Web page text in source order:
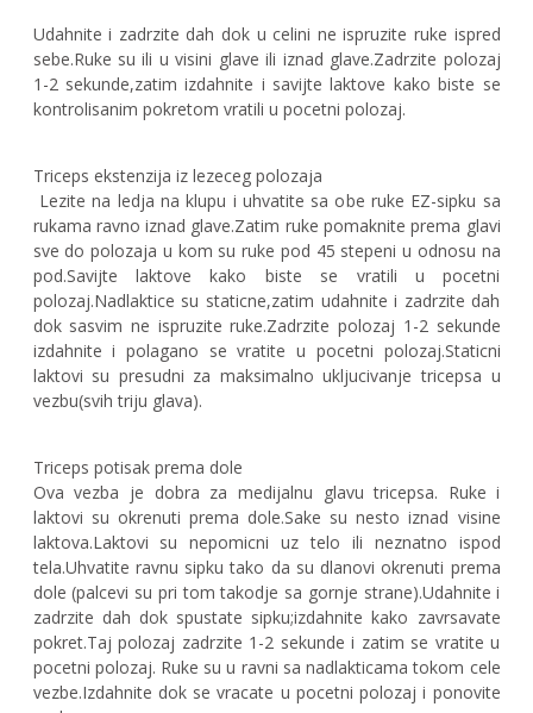
Udahnite i zadrzite dah dok u celini ne ispruzite ruke ispred
sebe.Ruke su ili u visini glave ili iznad glave.Zadrzite polozaj
1-2 sekunde,zatim izdahnite i savijte laktove kako biste se
kontrolisanim pokretom vratili u pocetni polozaj.
Triceps ekstenzija iz lezeceg polozaja
Lezite na ledja na klupu i uhvatite sa obe ruke EZ-sipku sa
rukama ravno iznad glave.Zatim ruke pomaknite prema glavi
sve do polozaja u kom su ruke pod 45 stepeni u odnosu na
pod.Savijte laktove kako biste se vratili u pocetni
polozaj.Nadlaktice su staticne,zatim udahnite i zadrzite dah
dok sasvim ne ispruzite ruke.Zadrzite polozaj 1-2 sekunde
izdahnite i polagano se vratite u pocetni polozaj.Staticni
laktovi su presudni za maksimalno ukljucivanje tricepsa u
vezbu(svih triju glava).
Triceps potisak prema dole
Ova vezba je dobra za medijalnu glavu tricepsa. Ruke i
laktovi su okrenuti prema dole.Sake su nesto iznad visine
laktova.Laktovi su nepomicni uz telo ili neznatno ispod
tela.Uhvatite ravnu sipku tako da su dlanovi okrenuti prema
dole (palcevi su pri tom takodje sa gornje strane).Udahnite i
zadrzite dah dok spustate sipku;izdahnite kako zavrsavate
pokret.Taj polozaj zadrzite 1-2 sekunde i zatim se vratite u
pocetni polozaj. Ruke su u ravni sa nadlakticama tokom cele
vezbe.Izdahnite dok se vracate u pocetni polozaj i ponovite